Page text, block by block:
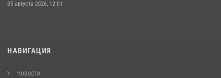
05 августа 2026, 12:01
НАВИГАЦИЯ
Новости